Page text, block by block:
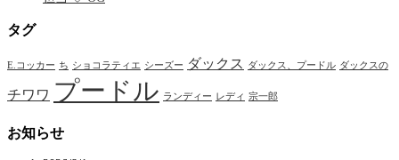
タグ
E.コッカー ち ショコラティエ シーズー ダックス ダックス、プードル ダックスの
チワワ プードル ランディー レディ 宗一郎
お知らせ